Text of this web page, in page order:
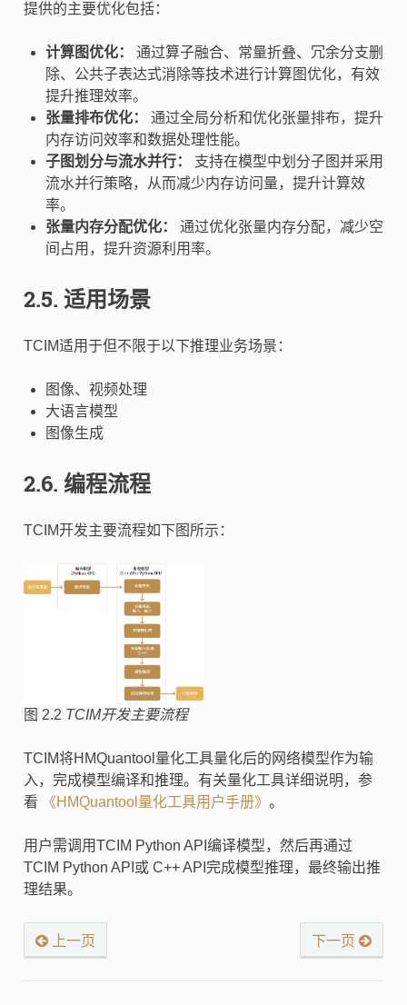
提供的主要优化包括：
计算图优化：
通过算子融合、常量折叠、冗余分支删
除、公共子表达式消除等技术进行计算图优化，有效
提升推理效率。
张量排布优化：
通过全局分析和优化张量排布，提升
内存访问效率和数据处理性能。
子图划分与流水并行：
支持在模型中划分子图并采用
流水并行策略，从而减少内存访问量，提升计算效
率。
张量内存分配优化：
通过优化张量内存分配，减少空
间占用，提升资源利用率。
2.5. 适用场景
TCIM适用于但不限于以下推理业务场景：
图像、视频处理
大语言模型
图像生成
2.6. 编程流程
TCIM开发主要流程如下图所示：
图 2.2 TCIM开发主要流程
TCIM将HMQuantool量化工具量化后的网络模型作为输
入，完成模型编译和推理。有关量化工具详细说明，参
看
《HMQuantool量化工具用户手册》 。
用户需调用TCIM Python API编译模型，然后再通过
TCIM Python API或 C++ API完成模型推理，最终输出推
理结果。
上一页 下一页